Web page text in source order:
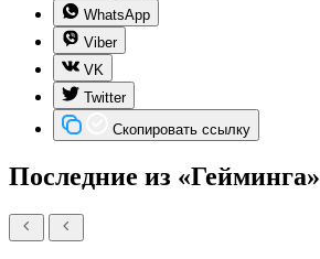
WhatsApp
Viber
VK
Twitter
Скопировать ссылку
Последние из «Гейминга»